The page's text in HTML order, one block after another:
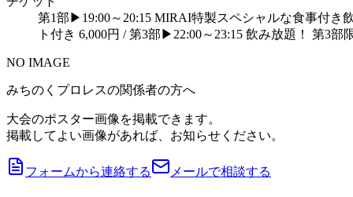
第1部▶︎19:00～20:15 MIRAI特製スペシャルな食事付
ト付き 6,000円 / 第3部▶︎22:00～23:15 飲み放題！ 第3部
NO IMAGE
みちのくプロレスの関係者の方へ
大会のポスター画像を掲載できます。
掲載してよい画像があれば、お知らせください。
フォームから連絡する メールで相談する